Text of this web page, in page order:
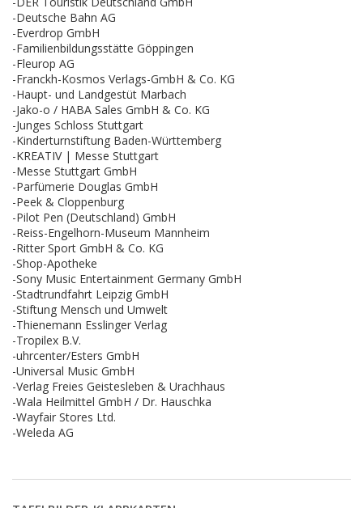
-Deutsche Bahn AG
-Everdrop GmbH
-Familienbildungsstätte Göppingen
-Fleurop AG
-Franckh-Kosmos Verlags-GmbH & Co. KG
-Haupt- und Landgestüt Marbach
-Jako-o / HABA Sales GmbH & Co. KG
-Junges Schloss Stuttgart
-Kinderturnstiftung Baden-Württemberg
-KREATIV | Messe Stuttgart
-Messe Stuttgart GmbH
-Parfümerie Douglas GmbH
-Peek & Cloppenburg
-Pilot Pen (Deutschland) GmbH
-Reiss-Engelhorn-Museum Mannheim
-Ritter Sport GmbH & Co. KG
-Shop-Apotheke
-Sony Music Entertainment Germany GmbH
-Stadtrundfahrt Leipzig GmbH
-Stiftung Mensch und Umwelt
-Thienemann Esslinger Verlag
-Tropilex B.V.
-uhrcenter/Esters GmbH
-Universal Music GmbH
-Verlag Freies Geistesleben & Urachhaus
-Wala Heilmittel GmbH / Dr. Hauschka
-Wayfair Stores Ltd.
-Weleda AG